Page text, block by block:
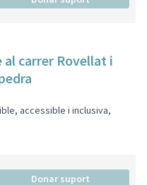
carrer Rovellat i
accessible i inclusiva,
Donar suport